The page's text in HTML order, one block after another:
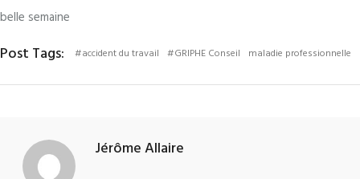
belle semaine
Post Tags: #accident du travail #GRIPHE Conseil maladie professionnelle
Jérôme Allaire